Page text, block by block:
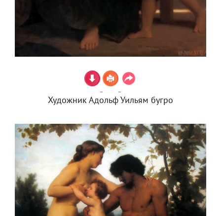
Художник Адольф Уильям бугро